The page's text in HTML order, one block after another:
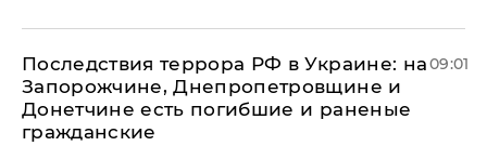
Последствия террора РФ в Украине: на
Запорожчине, Днепропетровщине и
Донетчине есть погибшие и раненые
гражданские
09:01